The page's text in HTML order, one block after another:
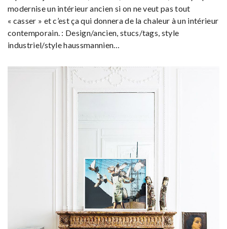
modernise un intérieur ancien si on ne veut pas tout
« casser » et c’est ça qui donnera de la chaleur à un intérieur
contemporain. : Design/ancien, stucs/tags, style
industriel/style haussmannien…